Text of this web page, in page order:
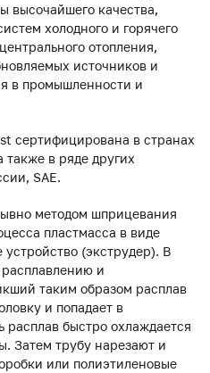
высочайшего качества,
холодного и горячего
отопления,
источников и
в промышленности и
сертифицирована в странах
также в ряде других
SAE.
методом шприцевания
пластмасса в виде
(экструдер). В
и
таким образом расплав
и попадает в
расплав быстро охлаждается
Затем трубу нарезают и
или полиэтиленовые